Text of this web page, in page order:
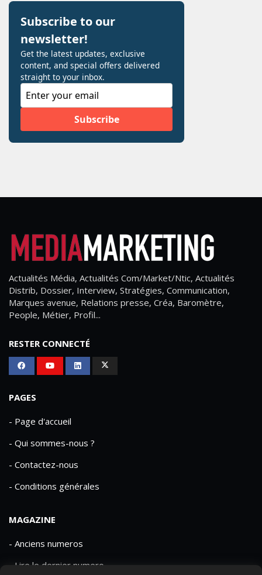
Actualités Média, Actualités Com/Market/Ntic, Actualités
Distrib, Dossier, Interview, Stratégies, Communication,
Marques avenue, Relations presse, Créa, Baromètre,
People, Métier, Profil...
RESTER CONNECTÉ
PAGES
- Page d'accueil
- Qui sommes-nous ?
- Contactez-nous
- Conditions générales
MAGAZINE
- Anciens numeros
- Lire le dernier numero